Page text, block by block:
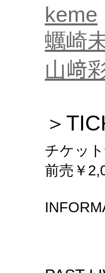
keme
蠣崎
山﨑
＞
チケッ
前売￥